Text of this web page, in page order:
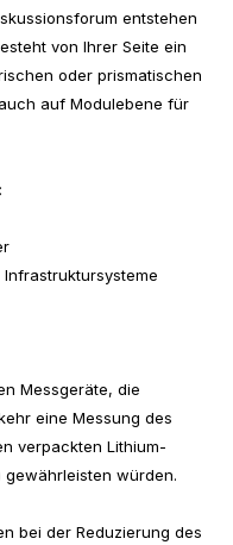
entstehen
von Ihrer Seite ein
oder prismatischen
auf Modulebene für
Messgeräte, die
eine Messung des
verpackten Lithium-
gewährleisten würden.
bei der Reduzierung des